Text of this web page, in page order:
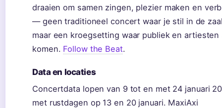
draaien om samen zingen, plezier maken en
— geen traditioneel concert waar je stil in de
maar een kroegsetting waar publiek en artiesten
komen. Follow the Beat.
Data en locaties
Concertdata lopen van 9 tot en met 24 januari
met rustdagen op 13 en 20 januari. MaxiAxi